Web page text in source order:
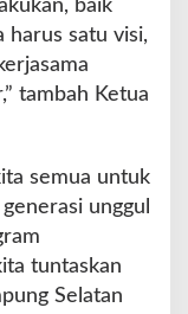
baik
harus satu visi,
tambah Ketua
semua untuk
unggul
tuntaskan
Selatan